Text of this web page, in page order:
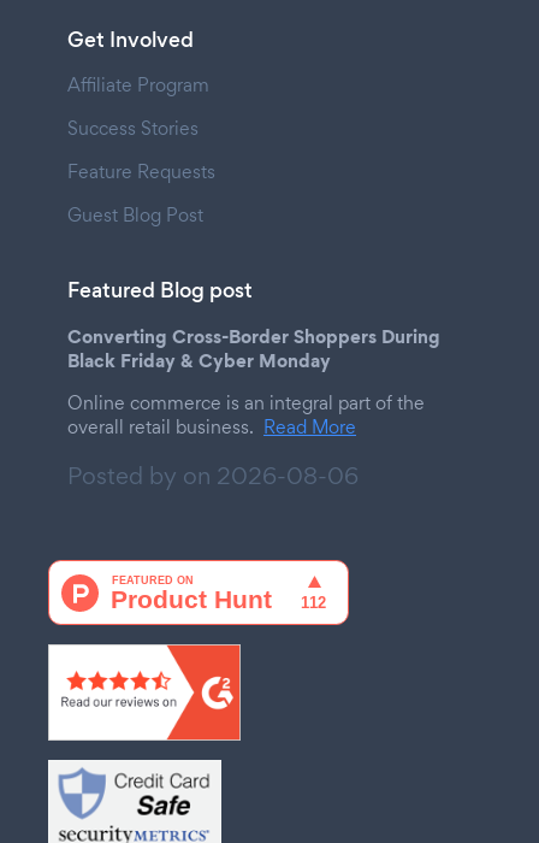
Get Involved
Affiliate Program
Success Stories
Feature Requests
Guest Blog Post
Featured Blog post
Converting Cross-Border Shoppers During
Black Friday & Cyber Monday
Online commerce is an integral part of the
overall retail business. Read More
Posted by on 2026-08-06